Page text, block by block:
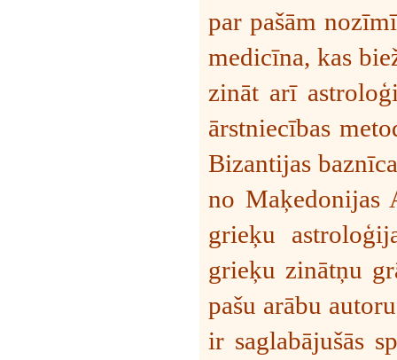
par pašām
medicīna, kas
zināt arī
ārstniecības
Bizantijas
no Maķedonijas
grieķu
grieķu zinātņu
pašu arābu
ir saglabājušās